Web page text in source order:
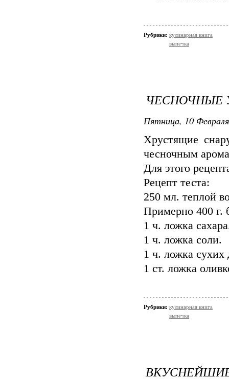
Рубрики: кулинарная книга
выпечка
ЧЕСНОЧНЫЕ
Пятница, 10
Хрустящие
чесночным
Для этого
Рецепт теста:
250 мл. теплой
Примерно 400 г.
1 ч. ложка
1 ч. ложка соли.
1 ч. ложка
1 ст. ложка
Рубрики: кулинарная книга
выпечка